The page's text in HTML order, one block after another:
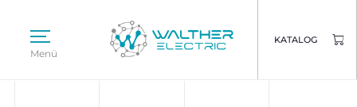
Menü
KATALOG